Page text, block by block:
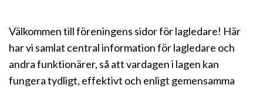
Välkommen till föreningens sidor för lagledare! Här
har vi samlat central information för lagledare och
andra funktionärer, så att vardagen i lagen kan
fungera tydligt, effektivt och enligt gemensamma